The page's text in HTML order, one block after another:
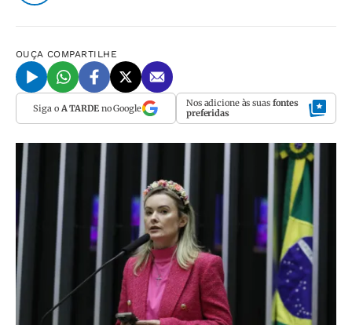
OUÇA COMPARTILHE
Siga o A TARDEno Google Nos adicione às suas fontes
preferidas